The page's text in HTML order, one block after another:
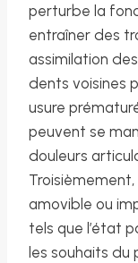
perturbe la
entraîner des
assimilation
dents voisines
usure
peuvent se
douleurs
amovible ou
tels que l’état
les souhaits